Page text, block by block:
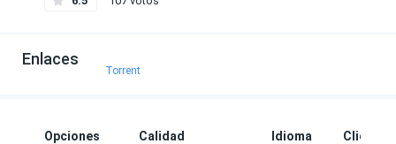
Enlaces
Torrent
Opciones Calidad Idioma Clicks